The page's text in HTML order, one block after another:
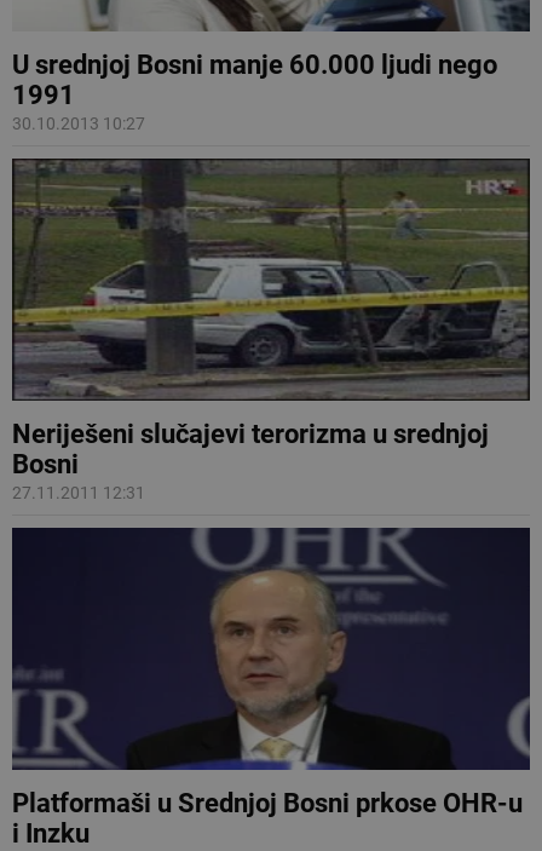
U srednjoj Bosni manje 60.000 ljudi nego
1991
30.10.2013 10:27
Neriješeni slučajevi terorizma u srednjoj
Bosni
27.11.2011 12:31
Platformaši u Srednjoj Bosni prkose OHR-u
i Inzku